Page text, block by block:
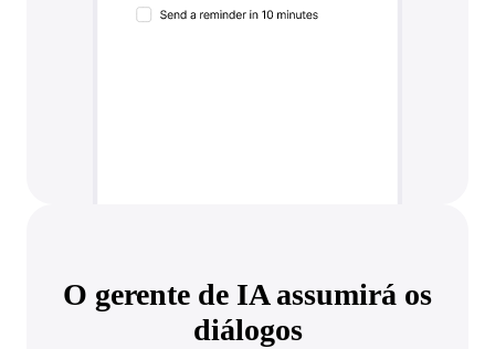
O gerente de IA assumirá os
diálogos